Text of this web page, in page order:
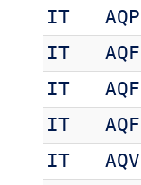
IT
AQP
IT
AQF
IT
AQF
IT
AQF
IT
AQV